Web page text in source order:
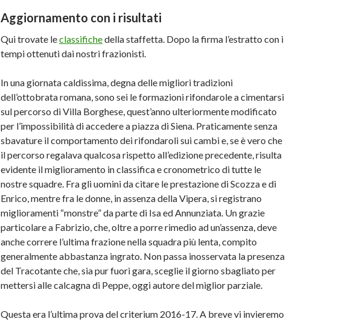
Aggiornamento con i risultati
Qui trovate leclassifichedella staffetta. Dopo la firma l’estratto con i
tempi ottenuti dai nostri frazionisti.
In una giornata caldissima, degna delle migliori tradizioni
dell’ottobrata romana, sono sei le formazioni rifondarole a cimentarsi
sul percorso di Villa Borghese, quest’anno ulteriormente modificato
per l’impossibilità di accedere a piazza di Siena. Praticamente senza
sbavature il comportamento dei rifondaroli sui cambi e, se è vero che
il percorso regalava qualcosa rispetto all’edizione precedente, risulta
evidente il miglioramento in classifica e cronometrico di tutte le
nostre squadre. Fra gli uomini da citare le prestazione di Scozza e di
Enrico, mentre fra le donne, in assenza della Vipera, si registrano
miglioramenti “monstre” da parte di Isa ed Annunziata. Un grazie
particolare a Fabrizio, che, oltre a porre rimedio ad un’assenza, deve
anche correre l’ultima frazione nella squadra più lenta, compito
generalmente abbastanza ingrato. Non passa inosservata la presenza
del Tracotante che, sia pur fuori gara, sceglie il giorno sbagliato per
mettersi alle calcagna di Peppe, oggi autore del miglior parziale.
Questa era l’ultima prova del criterium 2016-17. A breve vi invieremo